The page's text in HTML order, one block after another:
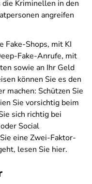
die Kriminellen in den
angreifen
Fake-Shops, mit KI
Fake-Anrufe, mit
sowie an Ihr Geld
können Sie es den
machen: Schützen Sie
Sie vorsichtig beim
sich richtig bei
Social
eine Zwei-Faktor-
lesen Sie hier.